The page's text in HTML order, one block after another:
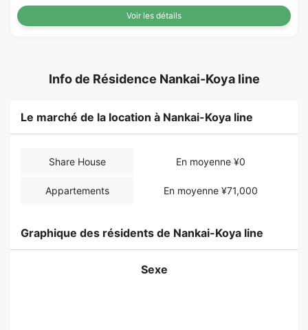
Voir les détails
Info de Résidence Nankai-Koya line
Le marché de la location à Nankai-Koya line
Share House En moyenne ¥0
Appartements En moyenne ¥71,000
Graphique des résidents de Nankai-Koya line
Sexe